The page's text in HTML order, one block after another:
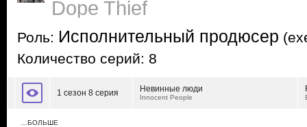
Dope Thief
Роль: Исполнительный продюсер
Количество серий: 8
1 сезон 8 серия Невинные люди
Innocent People
…БОЛЬШЕ